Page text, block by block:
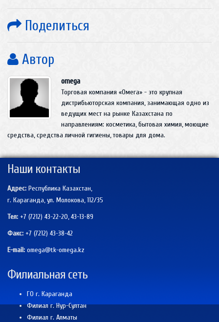
Поделиться
Автор
omega
Торговая компания «Омега» - это крупная
дистрибьюторская компания, занимающая одно из
ведущих мест на рынке Казахстана по
направлениям: косметика, бытовая химия, моющие
средства, средства личной гигиены, товары для дома.
Наши контакты
Адрес: Республика Казахстан,
г. Караганда, ул. Молокова, 112/35
Тел: +7 (7212) 43-22-20, 43-13-89
Факс: +7 (7212) 43-38-42
E-mail: omega@tk-omega.kz
Филиальная сеть
ГО г. Караганда
Филиал г. Нур-Султан
Филиал г. Алматы